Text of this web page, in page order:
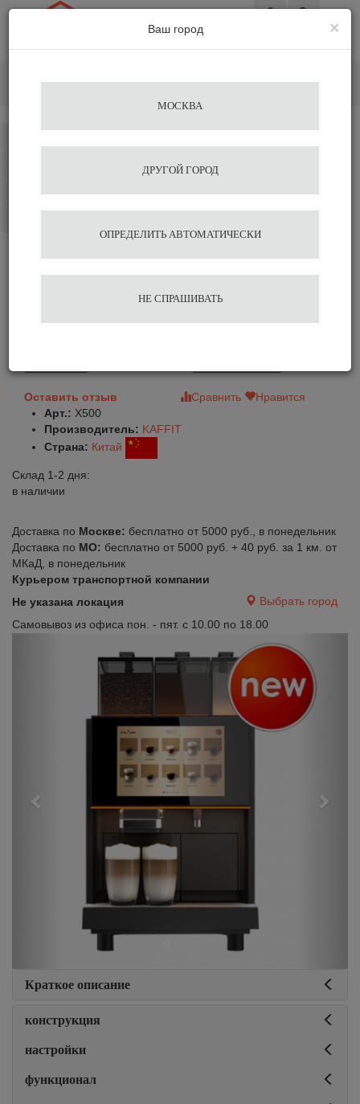
Кофемашина KAFFIT
COM X500
Оставить отзыв Сравнить
Нравится
Арт.: X500
Производитель: KAFFIT
Страна: Китай
Склад 1-2 дня:
в наличии
Доставка по Москве: бесплатно от 5000 руб., в понедельник
Доставка по МО: бесплатно от 5000 руб. + 40 руб. за 1 км. от
МКаД, в понедельник
Курьером транспортной компании
Не указана локация
Выбрать город
Самовывоз из офиса пон. - пят. с 10.00 по 18.00
Краткое описание
конструкция
настройки
функционал
×
Ваш город
МОСКВА
ДРУГОЙ ГОРОД
ОПРЕДЕЛИТЬ АВТОМАТИЧЕСКИ
НЕ СПРАШИВАТЬ